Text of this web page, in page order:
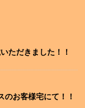
ただきました！！
のお客様宅にて！！